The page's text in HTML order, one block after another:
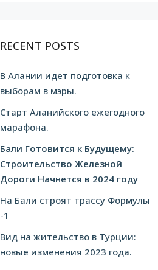
RECENT POSTS
В Алании идет подготовка к
выборам в мэры.
Cтарт Аланийского ежегодного
марафона.
Бали Готовится к Будущему:
Строительство Железной
Дороги Начнется в 2024 году
На Бали строят трассу Формулы
-1
Вид на жительство в Турции:
новые изменения 2023 года.